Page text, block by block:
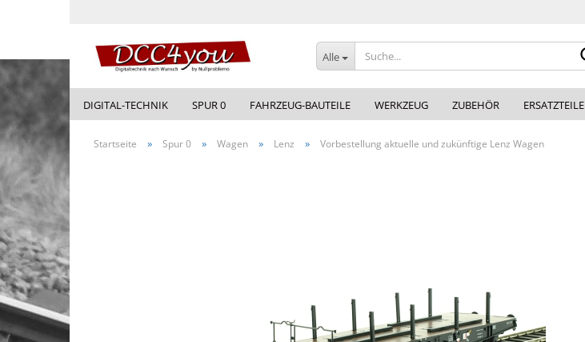
Alle
DIGITAL-TECHNIK SPUR 0 FAHRZEUG-BAUTEILE WERKZEUG ZUBEHÖR ERSATZTEILE
Startseite » Spur 0 » Wagen » Lenz » Vorbestellung aktuelle und zukünftige Lenz Wagen